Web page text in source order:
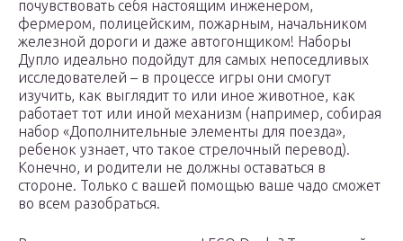
почувствовать себя настоящим инженером,
фермером, полицейским, пожарным, начальником
железной дороги и даже автогонщиком! Наборы
Дупло идеально подойдут для самых непоседливых
исследователей – в процессе игры они смогут
изучить, как выглядит то или иное животное, как
работает тот или иной механизм (например, собирая
набор «Дополнительные элементы для поезда»,
ребенок узнает, что такое стрелочный перевод).
Конечно, и родители не должны оставаться в
стороне. Только с вашей помощью ваше чадо сможет
во всем разобраться.